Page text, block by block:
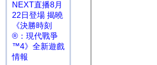
NEXT直播8月
22日登場 揭曉
《決勝時刻
®：現代戰爭
™4》全新遊戲
情報